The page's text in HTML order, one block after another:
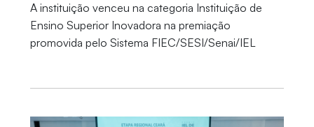
A instituição venceu na categoria Instituição de
Ensino Superior Inovadora na premiação
promovida pelo Sistema FIEC/SESI/Senai/IEL